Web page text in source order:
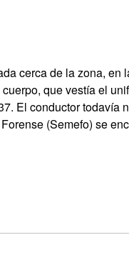
cerca de la zona,
que vestía el
El conductor todavía
(Semefo) se